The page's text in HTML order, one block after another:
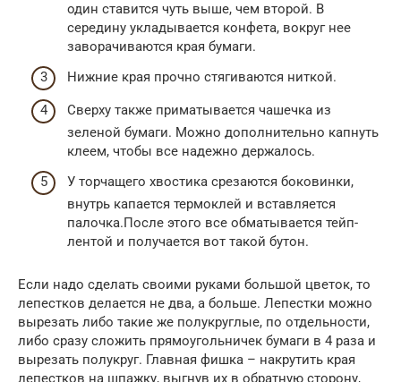
один ставится чуть выше, чем второй. В
середину укладывается конфета, вокруг нее
заворачиваются края бумаги.
Нижние края прочно стягиваются ниткой.
Сверху также приматывается чашечка из
зеленой бумаги. Можно дополнительно капнуть
клеем, чтобы все надежно держалось.
У торчащего хвостика срезаются боковинки,
внутрь капается термоклей и вставляется
палочка.После этого все обматывается тейп-
лентой и получается вот такой бутон.
Если надо сделать своими руками большой цветок, то
лепестков делается не два, а больше. Лепестки можно
вырезать либо такие же полукруглые, по отдельности,
либо сразу сложить прямоугольничек бумаги в 4 раза и
вырезать полукруг. Главная фишка – накрутить края
лепестков на шпажку, выгнув их в обратную сторону,